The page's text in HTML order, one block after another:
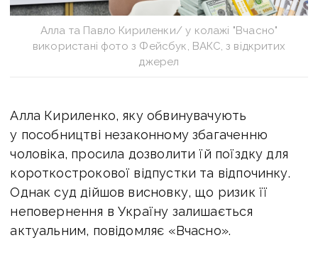
Алла та Павло Кириленки/ у колажі "Вчасно"
використані фото з Фейсбук, ВАКС, з відкритих
джерел
Алла Кириленко, яку обвинувачують
у пособництві незаконному збагаченню
чоловіка, просила дозволити їй поїздку для
короткострокової відпустки та відпочинку.
Однаксуд дійшов висновку, що ризик її
неповернення в Україну залишається
актуальним, повідомляє «Вчасно».